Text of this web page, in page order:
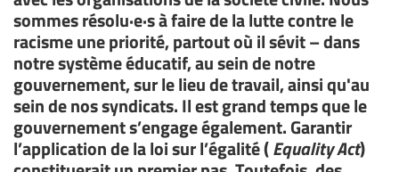
sommes résolu·e·s à faire de la lutte contre le
racisme une priorité, partout où il sévit – dans
notre système éducatif, au sein de notre
gouvernement, sur le lieu de travail, ainsi qu'au
sein de nos syndicats. Il est grand temps que le
gouvernement s’engage également. Garantir
l’application de la loi sur l’égalité (Equality Act)